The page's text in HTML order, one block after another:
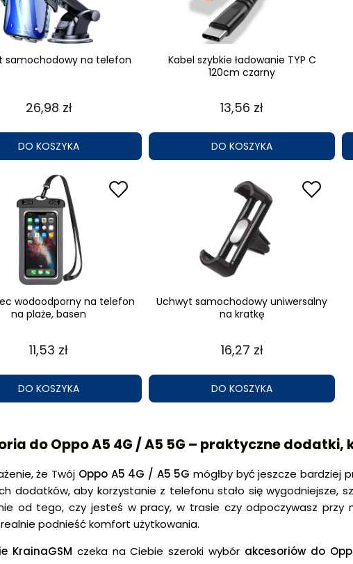
samochodowy na telefon
26,98 zł
DO KOSZYKA
Kabel szybkie ładowanie TYP C
120cm czarny
13,56 zł
DO KOSZYKA
wodoodporny na telefon
na plaże, basen
11,53 zł
DO KOSZYKA
Uchwyt samochodowy uniwersalny
na kratkę
16,27 zł
DO KOSZYKA
do Oppo A5 4G / A5 5G – praktyczne dodatki,
że Twój Oppo A5 4G / A5 5G mógłby być jeszcze bardziej
dodatków, aby korzystanie z telefonu stało się wygodniejsze,
od tego, czy jesteś w pracy, w trasie czy odpoczywasz przy
podnieść komfort użytkowania.
KrainaGSM czeka na Ciebie szeroki wybór akcesoriów do